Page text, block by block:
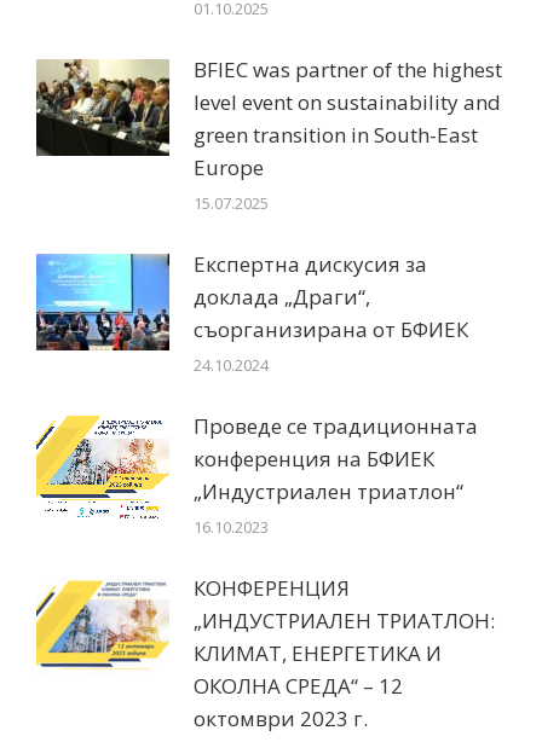
01.10.2025
BFIEC was partner of the highest
level event on sustainability and
green transition in South-East
Europe
15.07.2025
Експертна дискусия за
доклада „Драги“,
съорганизирана от БФИЕК
24.10.2024
Проведе се традиционната
конференция на БФИЕК
„Индустриален триатлон“
16.10.2023
КОНФЕРЕНЦИЯ
„ИНДУСТРИАЛЕН ТРИАТЛОН:
КЛИМАТ, EНЕРГЕТИКА И
OКОЛНА СРЕДА“ – 12
октомври 2023 г.